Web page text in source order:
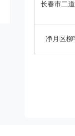
长春市二
净月区柳